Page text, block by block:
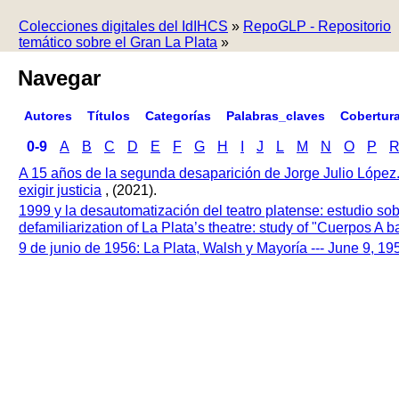
Colecciones digitales del IdIHCS » RepoGLP - Repositorio
temático sobre el Gran La Plata »
Navegar
Autores Títulos Categorías Palabras_claves
0-9 A B C D E F G H J L M N O P
R
A 15 años de la segunda desaparición de Jorge Julio
exigir justicia , (2021).
1999 y la desautomatización del teatro platense: estudio
defamiliarization of La Plata’s theatre: study of "Cuerpos A
9 de junio de 1956: La Plata, Walsh y Mayoría --- June 9,